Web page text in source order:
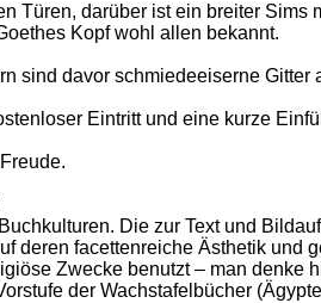
Türen, darüber ist ein breiter
Kopf wohl allen bekannt.
sind davor schmiedeeiserne
Eintritt und eine kurze
Die zur Text und
deren facettenreiche Ästhetik
Zwecke benutzt – man denke
der Wachstafelbücher